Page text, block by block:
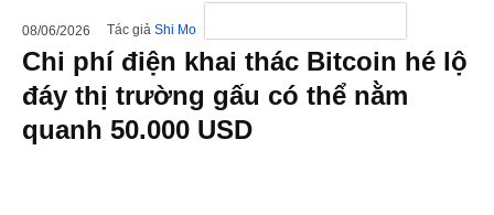
08/06/2026 Tác giả Shi Mo
Chi phí điện khai thác Bitcoin hé lộ
đáy thị trường gấu có thể nằm
quanh 50.000 USD